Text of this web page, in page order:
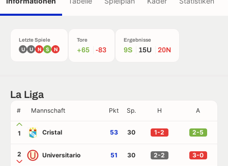
Letzte Spiele
U U N S N
Tore
+65 -83
Ergebnisse
9S 15U 20N
La Liga
# Mannschaft Pkt Sp. H A
1 Cristal 53 30 1-2 2-5
2 Universitario 51 30 2-2 3-0